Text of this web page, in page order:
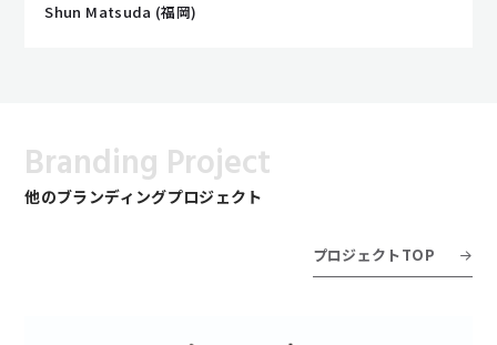
Shun Matsuda (福岡)
Branding Project
他のブランディングプロジェクト
プロジェクトTOP